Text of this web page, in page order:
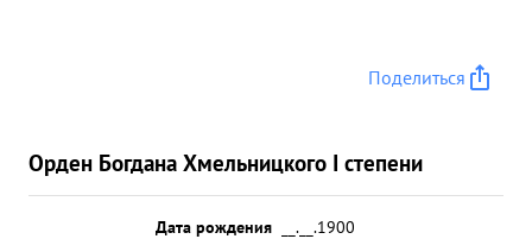
Поделиться
Орден Богдана Хмельницкого I степени
Дата рождения
__.__.1900